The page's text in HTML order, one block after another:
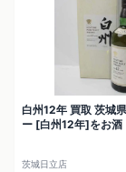
白州12年 買取 茨城
ー [白州12年]をお酒
茨城日立店